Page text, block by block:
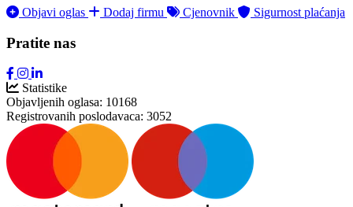
Objavi oglas Dodaj firmu Cjenovnik Sigurnost plaćanja
Pratite nas
Statistike
Objavljenih oglasa: 10168
Registrovanih poslodavaca: 3052